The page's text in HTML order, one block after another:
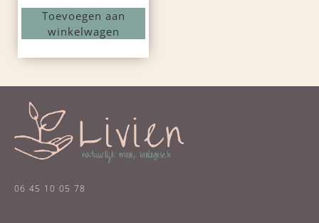
Toevoegen aan
winkelwagen
06 45 10 05 78